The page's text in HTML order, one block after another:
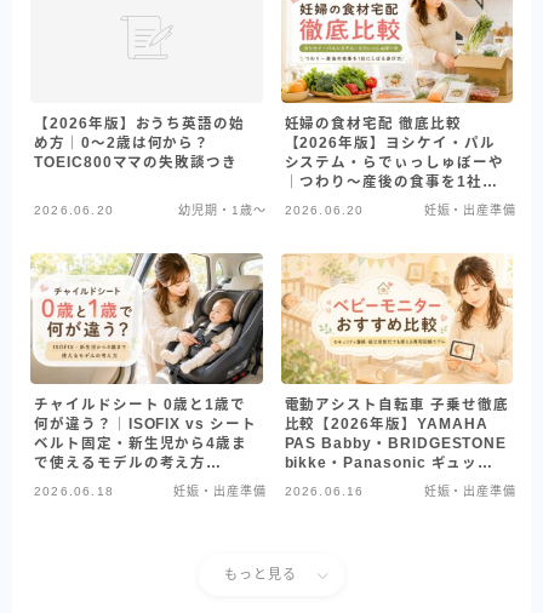
【2026年版】おうち英語の始
め方｜0〜2歳は何から？
TOEIC800ママの失敗談つき
2026.06.20 幼児期・1歳〜
妊婦の食材宅配 徹底比較
【2026年版】ヨシケイ・パル
システム・らでぃっしゅぼーや
｜つわり〜産後の食事を1社に
2026.06.20 妊娠・出産準備
チャイルドシート 0歳と1歳で
何が違う？｜ISOFIX vs シート
ベルト固定・新生児から4歳ま
で使えるモデルの考え方
【Mana家の選び方】
2026.06.18 妊娠・出産準備
電動アシスト自転車 子乗せ徹底
比較【2026年版】YAMAHA
PAS Babby・BRIDGESTONE
bikke・Panasonic ギュット
｜2人乗せ対応モデルを共働き
2026.06.16 妊娠・出産準備
もっと見る